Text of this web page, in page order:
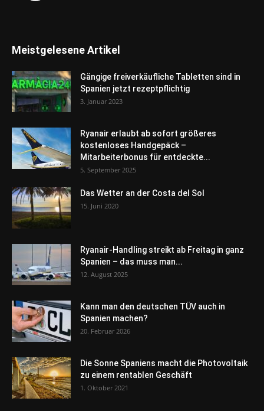
Meistgelesene Artikel
Gängige freiverkäufliche Tabletten sind in
Spanien jetzt rezeptpflichtig
3. Januar 2023
Ryanair erlaubt ab sofort größeres
kostenloses Handgepäck –
Mitarbeiterbonus für entdeckte...
5. September 2025
Das Wetter an der Costa del Sol
15. Juni 2020
Ryanair-Handling streikt ab Freitag in ganz
Spanien – das muss man...
12. August 2025
Kann man den deutschen TÜV auch in
Spanien machen?
20. Februar 2026
Die Sonne Spaniens macht die Photovoltaik
zu einem rentablen Geschäft
1. Oktober 2021